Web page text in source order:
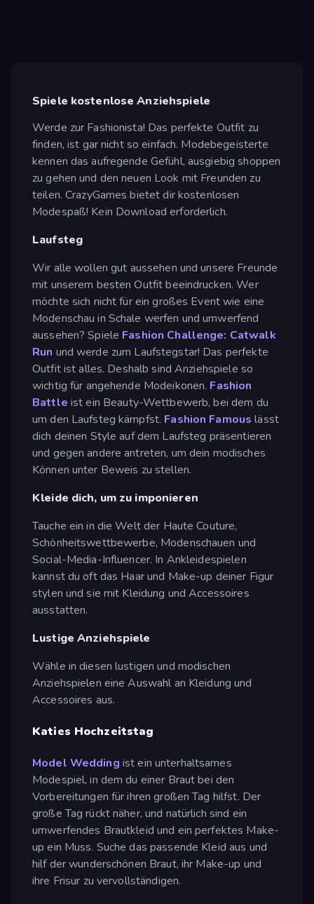
Spiele kostenlose Anziehspiele
Werde zur Fashionista! Das perfekte Outfit zu
finden, ist gar nicht so einfach. Modebegeisterte
kennen das aufregende Gefühl, ausgiebig shoppen
zu gehen und den neuen Look mit Freunden zu
teilen. CrazyGames bietet dir kostenlosen
Modespaß! Kein Download erforderlich.
Laufsteg
Wir alle wollen gut aussehen und unsere Freunde
mit unserem besten Outfit beeindrucken. Wer
möchte sich nicht für ein großes Event wie eine
Modenschau in Schale werfen und umwerfend
aussehen? Spiele Fashion Challenge: Catwalk
Run und werde zum Laufstegstar! Das perfekte
Outfit ist alles. Deshalb sind Anziehspiele so
wichtig für angehende Modeikonen. Fashion
Battle ist ein Beauty-Wettbewerb, bei dem du
um den Laufsteg kämpfst. Fashion Famous lässt
dich deinen Style auf dem Laufsteg präsentieren
und gegen andere antreten, um dein modisches
Können unter Beweis zu stellen.
Kleide dich, um zu imponieren
Tauche ein in die Welt der Haute Couture,
Schönheitswettbewerbe, Modenschauen und
Social-Media-Influencer. In Ankleidespielen
kannst du oft das Haar und Make-up deiner Figur
stylen und sie mit Kleidung und Accessoires
ausstatten.
Lustige Anziehspiele
Wähle in diesen lustigen und modischen
Anziehspielen eine Auswahl an Kleidung und
Accessoires aus.
Katies Hochzeitstag
Model Wedding ist ein unterhaltsames
Modespiel, in dem du einer Braut bei den
Vorbereitungen für ihren großen Tag hilfst. Der
große Tag rückt näher, und natürlich sind ein
umwerfendes Brautkleid und ein perfektes Make-
up ein Muss. Suche das passende Kleid aus und
hilf der wunderschönen Braut, ihr Make-up und
ihre Frisur zu vervollständigen.